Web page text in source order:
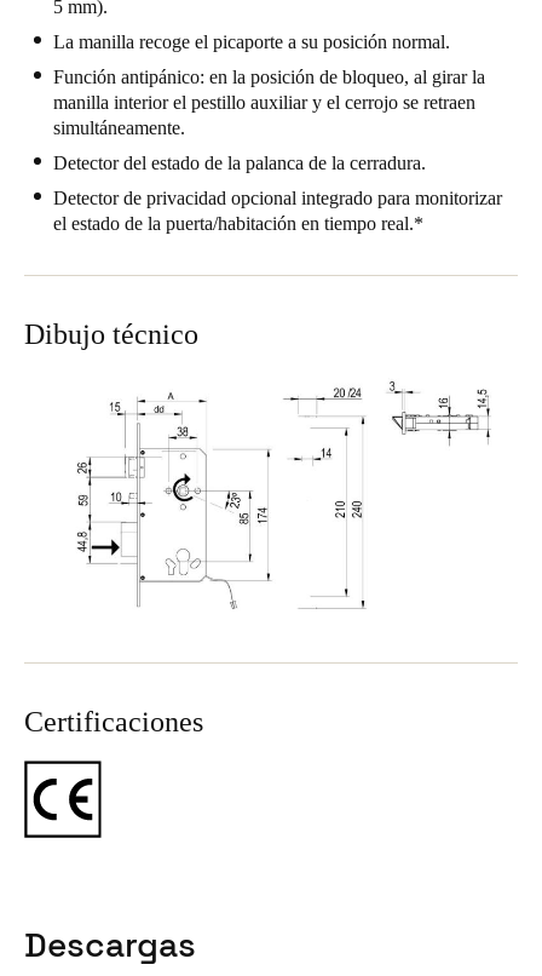
Italy
Italiano
Russia
Russian
Poland
Polski
Czech Republic
English
Sweden
SvenskaEnglish
Norway
Guardar la nueva selección como predeterminada
5 mm).
La manilla recoge el picaporte a su posición normal.
Función antipánico: en la posición de bloqueo, al girar la
manilla interior el pestillo auxiliar y el cerrojo se retraen
simultáneamente.
Detector del estado de la palanca de la cerradura.
Detector de privacidad opcional integrado para monitorizar
el estado de la puerta/habitación en tiempo real.*
Dibujo técnico
Certificaciones
Descargas